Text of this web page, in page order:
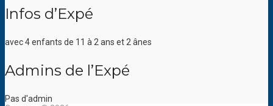
Infos d’Expé
avec 4 enfants de 11 à 2 ans et 2 ânes
Admins de l’Expé
Pas d'admin